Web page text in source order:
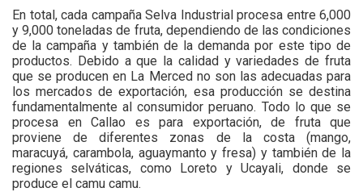
En total, cada campaña Selva Industrial procesa entre 6,000
y 9,000 toneladas de fruta, dependiendo de las condiciones
de la campaña y también de la demanda por este tipo de
productos. Debido a que la calidad y variedades de fruta
que se producen en La Merced no son las adecuadas para
los mercados de exportación, esa producción se destina
fundamentalmente al consumidor peruano. Todo lo que se
procesa en Callao es para exportación, de fruta que
proviene de diferentes zonas de la costa (mango,
maracuyá, carambola, aguaymanto y fresa) y también de la
regiones selváticas, como Loreto y Ucayali, donde se
produce el camu camu.